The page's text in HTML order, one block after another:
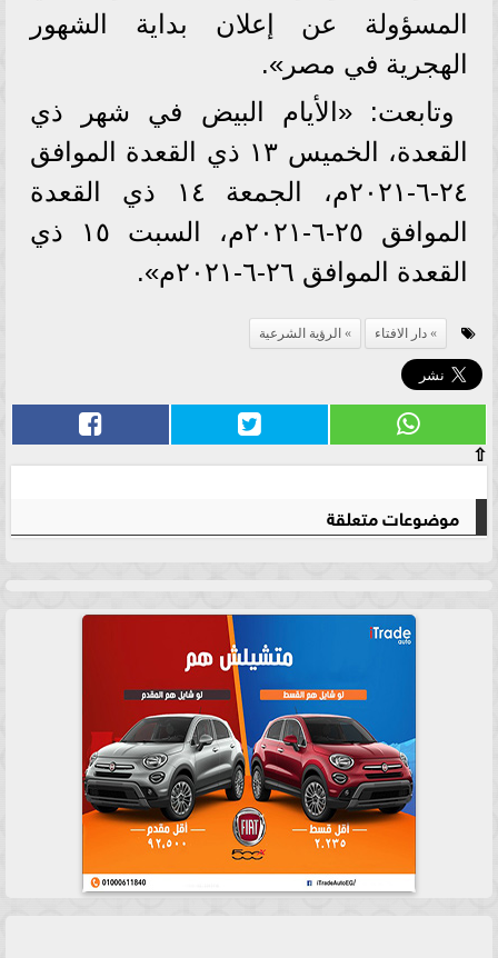
المسؤولة عن إعلان بداية الشهور
الهجرية في مصر».
وتابعت: «الأيام البيض في شهر ذي
القعدة، الخميس ١٣ ذي القعدة الموافق
٢٤-٦-٢٠٢١م، الجمعة ١٤ ذي القعدة
الموافق ٢٥-٦-٢٠٢١م، السبت ١٥ ذي
القعدة الموافق ٢٦-٦-٢٠٢١م».
دار الافتاء الرؤية الشرعية
⇧
موضوعات متعلقة